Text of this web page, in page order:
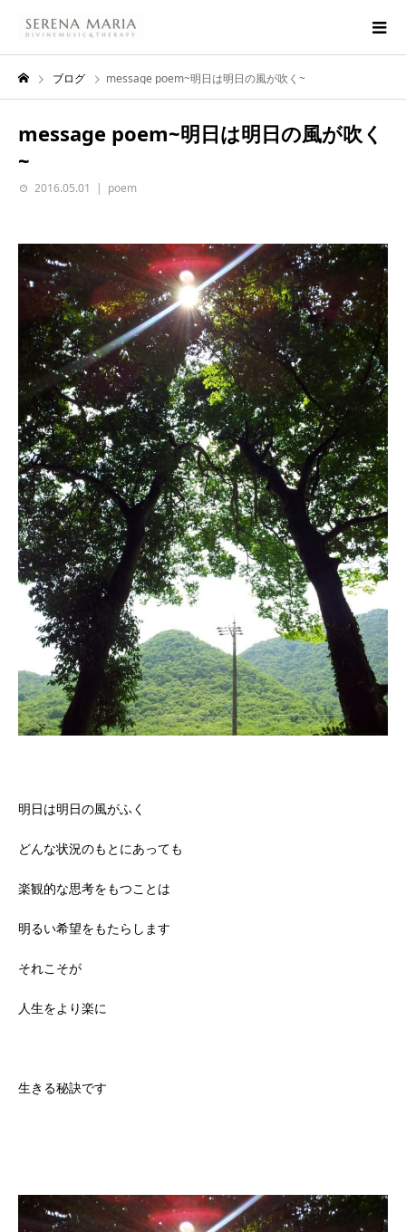
ブログ message poem~明日は明日の風が吹く~
message poem~明日は明日の風が吹く
~
2016.05.01 poem
明日は明日の風がふく
どんな状況のもとにあっても
楽観的な思考をもつことは
明るい希望をもたらします
それこそが
人生をより楽に
生きる秘訣です